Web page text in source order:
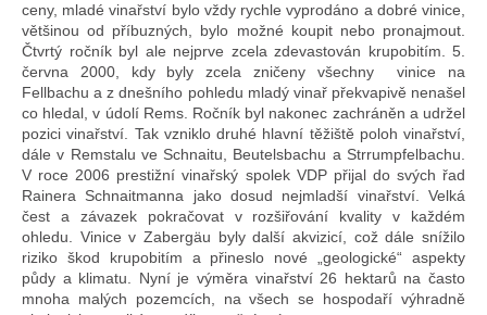
ceny, mladé vinařství bylo vždy rychle vyprodáno a dobré vinice,
většinou od příbuzných, bylo možné koupit nebo pronajmout.
Čtvrtý ročník byl ale nejprve zcela zdevastován krupobitím. 5.
června 2000, kdy byly zcela zničeny všechny
vinice na
Fellbachu a z dnešního pohledu mladý vinař překvapivě nenašel
co hledal, v údolí Rems. Ročník byl nakonec zachráněn a udržel
pozici vinařství. Tak vzniklo druhé hlavní těžiště poloh vinařství,
dále v Remstalu ve Schnaitu, Beutelsbachu a Strrumpfelbachu.
V roce 2006 prestižní vinařský spolek VDP přijal do svých řad
Rainera Schnaitmanna jako dosud nejmladší vinařství. Velká
čest a závazek pokračovat v rozšiřování kvality v každém
ohledu. Vinice v Zabergäu byly další akvizicí, což dále snížilo
riziko škod krupobitím a přineslo nové „geologické“ aspekty
půdy a klimatu. Nyní je výměra vinařství 26 hektarů na často
mnoha malých pozemcích, na všech se hospodaří výhradně